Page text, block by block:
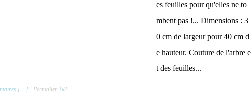
es feuilles pour qu'elles ne to
mbent pas !... Dimensions : 3
0 cm de largeur pour 40 cm d
e hauteur. Couture de l'arbre e
t des feuilles...
[… ] - Permalien [#]